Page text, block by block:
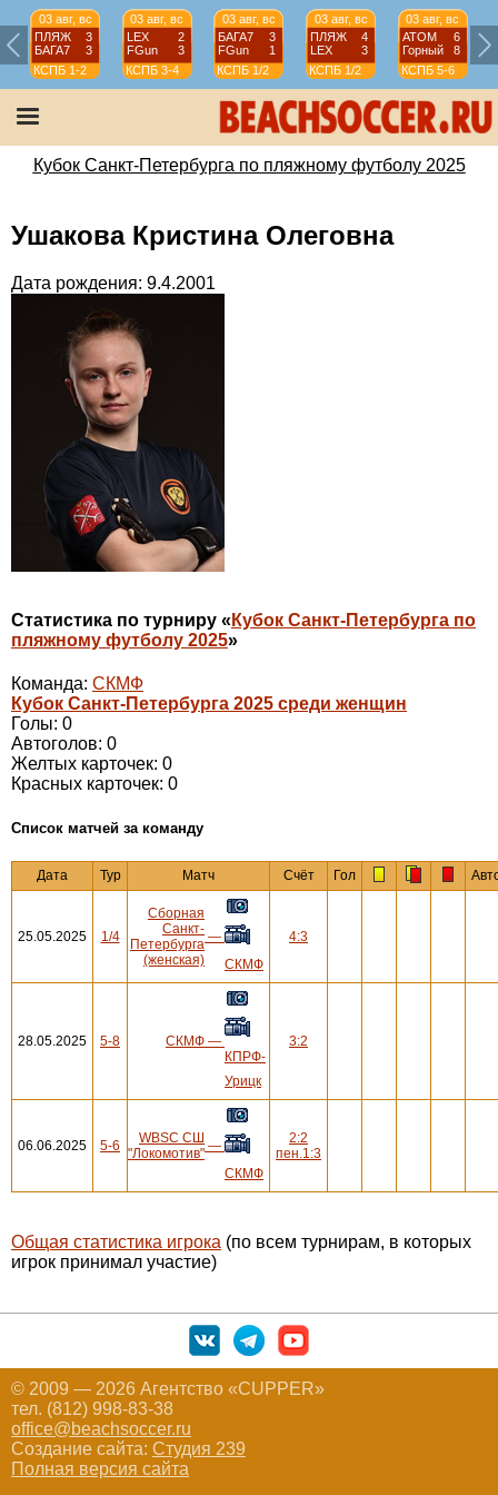
03 авг, вс
ПЛЯЖ
3
БАГА7
3
КСПБ 1-2
03 авг, вс
LEX
2
FGun
3
КСПБ 3-4
03 авг, вс
БАГА7
3
FGun
1
КСПБ 1/2
03 авг, вс
ПЛЯЖ
4
LEX
3
КСПБ 1/2
03 авг, вс
АТОМ
6
Горный
8
КСПБ 5-6
Кубок Санкт-Петербурга по пляжному футболу 2025
Ушакова Кристина Олеговна
Дата рождения: 9.4.2001
Статистика по турниру « Кубок Санкт-Петербурга по
пляжному футболу 2025»
Команда: СКМФ
Кубок Санкт-Петербурга 2025 среди женщин
Голы: 0
Автоголов: 0
Желтых карточек: 0
Красных карточек: 0
Cписок матчей за команду
Дата Тур Матч Счёт Гол
25.05.2025 1/4
Сборная
Санкт-
Петербурга
(женская)
—
СКМФ
4:3
28.05.2025 5-8 СКМФ —
КПРФ-
Урицк
3:2
06.06.2025 5-6
WBSC СШ
"Локомотив" —
СКМФ
2:2
пен.1:3
Общая статистика игрока (по всем турнирам, в которых
игрок принимал участие)
© 2009 — 2026 Агентство «CUPPER»
тел. (812) 998-83-38
office@beachsoccer.ru
Создание сайта: Студия 239
Полная версия сайта